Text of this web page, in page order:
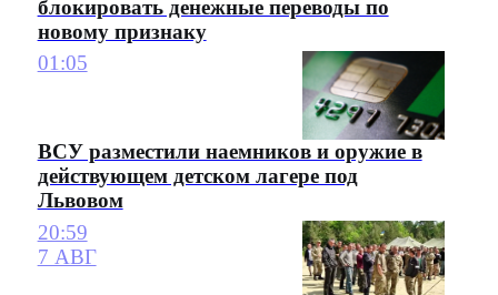
блокировать денежные переводы по
новому признаку
01:05
ВСУ разместили наемников и оружие в
действующем детском лагере под
Львовом
20:59
7 АВГ